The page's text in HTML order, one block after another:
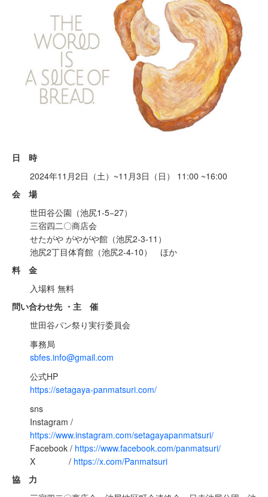
日 時
2024年11月2日（土）~11月3日（日） 11:00 ~16:00
会 場
世田谷公園（池尻1-5−27）
三宿四二〇商店会
せたがや がやがや館（池尻2-3-11）
池尻2丁目体育館（池尻2-4-10） ほか
料 金
入場料 無料
問い合わせ先 ・主 催
世田谷パン祭り実行委員会
事務局
sbfes.info@gmail.com
公式HP
https://setagaya-panmatsuri.com/
sns
Instagram /
https://www.instagram.com/setagayapanmatsuri/
Facebook / https://www.facebook.com/panmatsuri/
X / https://x.com/Panmatsuri
協 力